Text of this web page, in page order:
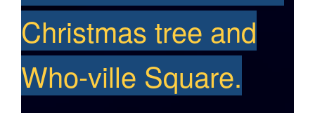
Christmas tree and
Who-ville Square.